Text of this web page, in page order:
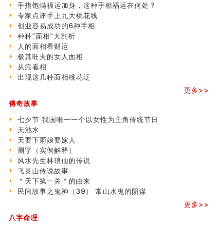
玄空本义(六)
额相与命运
风水先生林琅仙的传说
从痣看相
姓名陰陽配置的凶吉
六爻測住宅風水 (四)
玄空本义 (五)
财务办公室风水布局
玄空本义 (四)
八字算命：女命八字里日坐伤官克夫？
六爻算卦：我俩之间是否还命中有未尽的缘分？
订婚就是定结婚日子吗
清朝慈禧太后命造 (名人八字淺析七）
玄空本义 (三)
飞灵山传说故事
命理解说：想请问什么时候能够遇到姻缘结婚？
商舖選址的風水講究 (下)
吉凶神跳上大运时的断法【四柱技巧】
刘燮鈞讲人相 手纹与命运(一)
玄空本义 (二)
手指饱满福运加身，这种手相福运在何处？
专家点评手上九大桃花线
创业容易成功的6种手相
种种“面相”大剖析
人的面相看财运
极其旺夫的女人面相
从痣看相
出现这几种面相桃花泛
更多>>
傳奇故事
七夕节 我国唯一一个以女性为主角传统节日
天池水
天要下雨娘要嫁人
测字（实例解释）
风水先生林琅仙的传说
飞灵山传说故事
＂天下第一关＂的由来
民间故事之鬼神（39） 常山水鬼的阴谋
更多>>
八字命理